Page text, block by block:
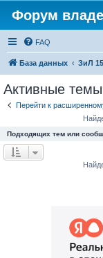
Форум
FAQ
База данных ЗиЛ
Активные темы
Перейти к
Подходящих тем или